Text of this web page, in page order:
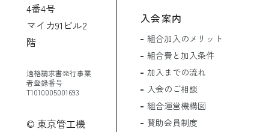
4番4号
マイカ91ビル2
階
適格請求書発行事業
者登録番号
T1010005001693
© 東京管工機
入会案内
組合加入のメリット
組合費と加入条件
加入までの流れ
入会のご相談
組合運営機構図
賛助会員制度